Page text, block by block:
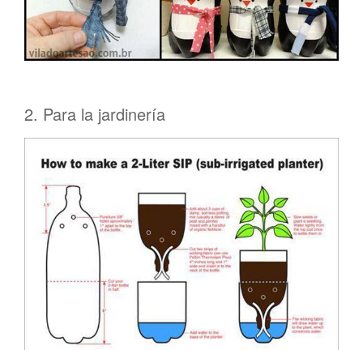
2. Para la jardinería